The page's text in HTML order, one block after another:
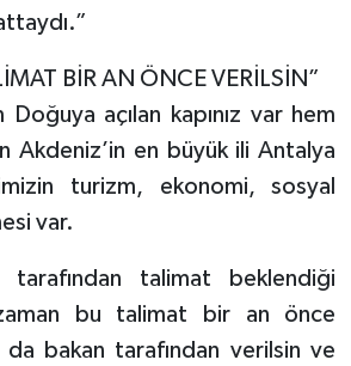
BİR AN ÖNCE VERİLSİN”
açılan kapınız var hem
Akdeniz’in en büyük ili Antalya
turizm, ekonomi, sosyal
var.
tarafından talimat beklendiği
bu talimat bir an önce
bakan tarafından verilsin ve